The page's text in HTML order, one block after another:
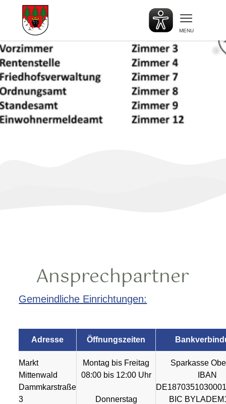
MENU
©
Ansprechpartner
Gemeindliche Einrichtungen:
Adresse Öffnungszeiten
Markt
Mittenwald
Dammkarstraße
3
Montag bis Freitag
08:00 bis 12:00 Uhr
Donnerstag
Sparkasse
IBAN
BIC